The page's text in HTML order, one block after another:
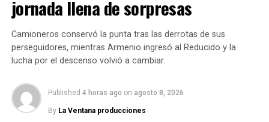
por su gente. Sin embargo, las emociones en las áreas
escasearon: el juego se concentró en la mitad de la
cancha y las imprecisiones dominaron la escena.
Sebastián Villa, capitán y referente del equipo de
Alfredo Berti, intentó generar peligro desde la pelota
parada, aunque el
línea.
jornada llena de sorpresas
Camioneros conservó la punta tras las derrotas de sus
perseguidores, mientras Armenio ingresó al Reducido y la
lucha por el descenso volvió a cambiar.
Published 4 horas ago on agosto 8, 2026
By La Ventana producciones